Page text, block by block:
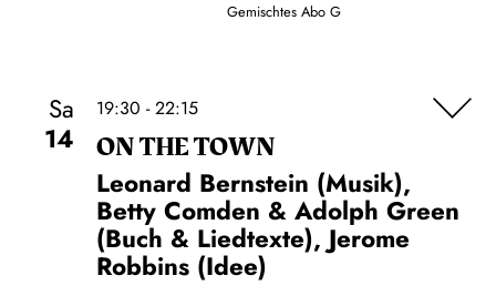
Gemischtes Abo G
Sa
14
19:30 - 22:15
ON THE TOWN
Leonard Bernstein (Musik),
Betty Comden & Adolph Green
(Buch & Liedtexte), Jerome
Robbins (Idee)